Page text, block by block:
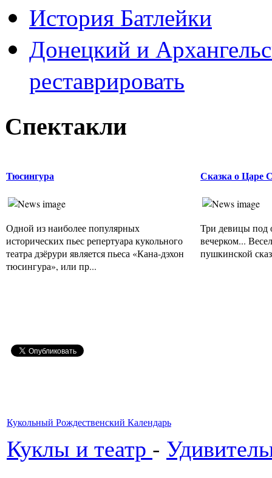
История Батлейки
Донецкий и
реставрировать
Спектакли
Тюсингура
Одной из наиболее популярных
исторических пьес репертуара кукольного
театра дзёрури является пьеса «Кана-дэхон
тюсингура», или пр...
Сказка о Царе
Три девицы под
вечерком...
пушкинской
Кукольный Рождественский Календарь
Куклы и театр -